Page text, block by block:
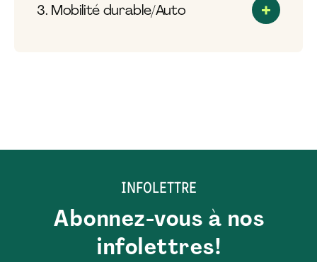
3. Mobilité durable/Auto
INFOLETTRE
Abonnez-vous à nos
infolettres!